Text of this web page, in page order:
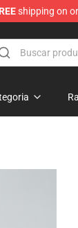
shipping on